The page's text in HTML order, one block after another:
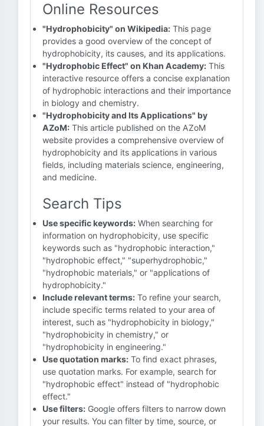
Online Resources
"Hydrophobicity" on Wikipedia: This page
provides a good overview of the concept of
hydrophobicity, its causes, and its applications.
"Hydrophobic Effect" on Khan Academy: This
interactive resource offers a concise explanation
of hydrophobic interactions and their importance
in biology and chemistry.
"Hydrophobicity and Its Applications" by
AZoM: This article published on the AZoM
website provides a comprehensive overview of
hydrophobicity and its applications in various
fields, including materials science, engineering,
and medicine.
Search Tips
Use specific keywords: When searching for
information on hydrophobicity, use specific
keywords such as "hydrophobic interaction,"
"hydrophobic effect," "superhydrophobic,"
"hydrophobic materials," or "applications of
hydrophobicity."
Include relevant terms: To refine your search,
include specific terms related to your area of
interest, such as "hydrophobicity in biology,"
"hydrophobicity in chemistry," or
"hydrophobicity in engineering."
Use quotation marks: To find exact phrases,
use quotation marks. For example, search for
"hydrophobic effect" instead of "hydrophobic
effect."
Use filters: Google offers filters to narrow down
your results. You can filter by time, source, or